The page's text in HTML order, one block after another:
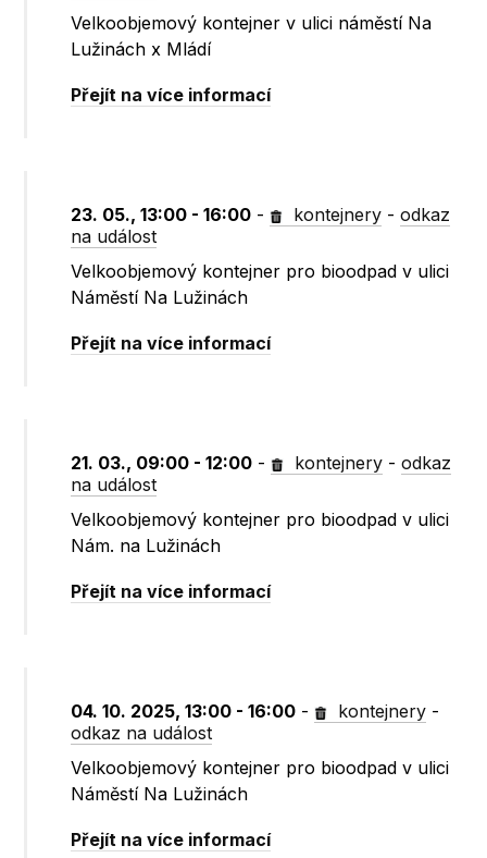
Velkoobjemový kontejner v ulici náměstí Na
Lužinách x Mládí
Přejít na více informací
23. 05., 13:00 - 16:00 - kontejnery -odkaz
na událost
Velkoobjemový kontejner pro bioodpad v ulici
Náměstí Na Lužinách
Přejít na více informací
21. 03., 09:00 - 12:00 - kontejnery -odkaz
na událost
Velkoobjemový kontejner pro bioodpad v ulici
Nám. na Lužinách
Přejít na více informací
04. 10. 2025, 13:00 - 16:00 - kontejnery -
odkaz na událost
Velkoobjemový kontejner pro bioodpad v ulici
Náměstí Na Lužinách
Přejít na více informací